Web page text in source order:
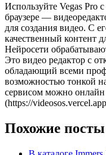
Используйте Vegas Pro
браузере —
для создания видео. С
качественный контент
Нейросети
Это видео редактор с
обладающий всеми
возможностью тонкой
сервисом можно
(https://
Похожие посты